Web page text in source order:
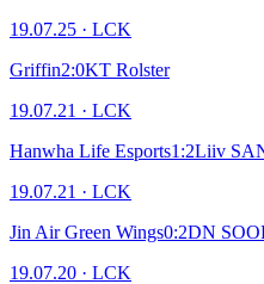
19.07.25 · LCK
Griffin2:0KT Rolster
19.07.21 · LCK
Hanwha Life Esports1 :2Liiv
19.07.21 · LCK
Jin Air Green Wings0:2DN
19.07.20 · LCK